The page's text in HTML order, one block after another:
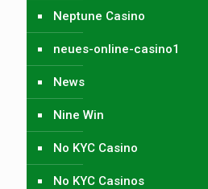
Neptune Casino
neues-online-casino1
News
Nine Win
No KYC Casino
No KYC Casinos